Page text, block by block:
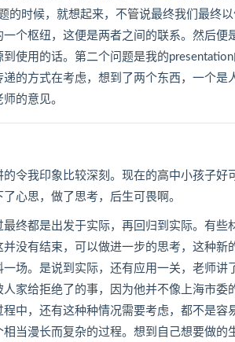
时候，就想起来，不管说最终我们最终以
个枢纽，这便是两者之间的联系。然后便
使用的话。第二个问题是我的
的方式在考虑，想到了两个东西，一个是
的意见。
令我印象比较深刻。现在的高中小孩子好
心思，做了思考，后生可畏啊。
终都是出发于实际，再回归到实际。有些
没有结束，可以做进一步的思考，这种新
场。是说到实际，还有应用一关，老师讲
家给拒绝了的事，因为他并不像上海市委
中，还有这种种情况需要考虑，都不是容
当漫长而复杂的过程。想到自己想要做的